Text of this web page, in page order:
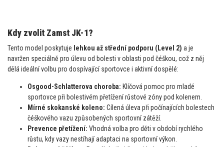
Kdy zvolit Zamst JK-1?
Tento model poskytuje lehkou až střední podporu (Level 2) a je
navržen speciálně pro úlevu od bolesti v oblasti pod čéškou, což z něj
dělá ideální volbu pro dospívající sportovce i aktivní dospělé:
Osgood-Schlatterova choroba: Klíčová pomoc pro mladé
sportovce při bolestivém přetížení růstové zóny pod kolenem.
Mírné skokanské koleno: Cílená úleva při počínajících bolestech
čéškového vazu způsobených sportovní zátěží.
Prevence přetížení: Vhodná volba pro děti v období rychlého
růstu, kdy vazy nestíhají adaptaci na sportovní výkon.